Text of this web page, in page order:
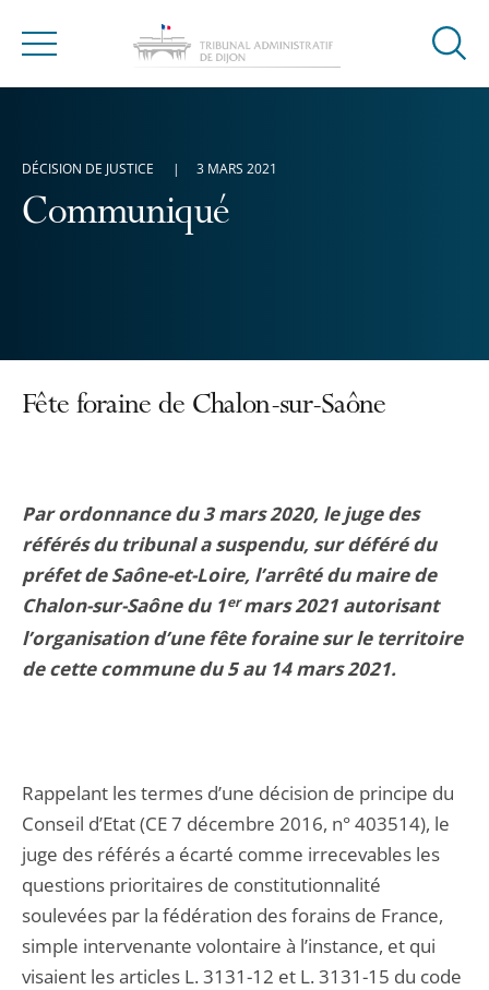
Menu
Ouvrir
Communiqué
DÉCISION DE JUSTICE 3 MARS 2021
Fête foraine de Chalon-sur-Saône
Par ordonnance du 3 mars 2020, le juge des
référés du tribunal a suspendu, sur déféré du
préfet de Saône-et-Loire, l’arrêté du maire de
Chalon-sur-Saône du 1ermars 2021 autorisant
l’organisation d’une fête foraine sur le territoire
de cette commune du 5 au 14 mars 2021.
Rappelant les termes d’une décision de principe du
Conseil d’Etat (CE 7 décembre 2016, n° 403514), le
juge des référés a écarté comme irrecevables les
questions prioritaires de constitutionnalité
soulevées par la fédération des forains de France,
simple intervenante volontaire à l’instance, et qui
visaient les articles L. 3131-12 et L. 3131-15 du code